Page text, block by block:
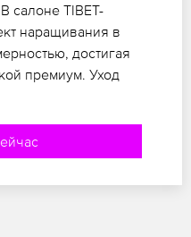
салоне TIBET-
наращивания в
достигая
премиум. Уход